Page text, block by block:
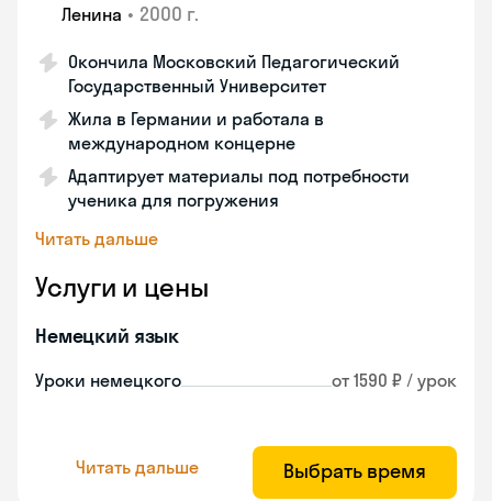
Ленина • 2000 г.
Окончила Московский Педагогический
Государственный Университет
Жила в Германии и работала в
международном концерне
Адаптирует материалы под потребности
ученика для погружения
Читать дальше
Услуги и цены
Немецкий язык
Уроки немецкого от 1590 ₽ / урок
Читать дальше Выбрать время